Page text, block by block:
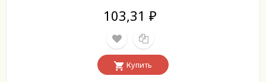
103,31 ₽
Купить